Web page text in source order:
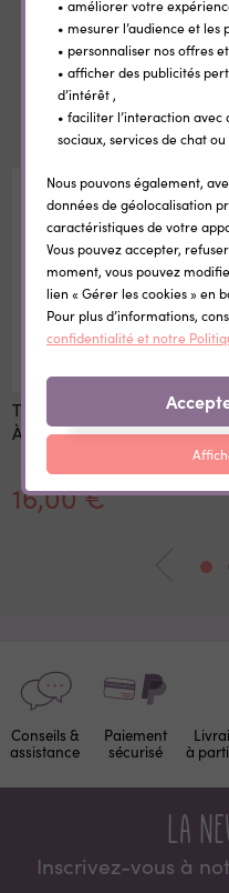
Dans la
TA PREMIERE ANNÉE DE A
À Z Cahier de naissance
16,00 €
Conseils &
assistance
Paiement
sécurisé
à
La
Inscrivez-vous à
• améliorer votre
• mesurer l’audience et
• personnaliser nos offres
• afficher des publicités
d’intérêt ,
• faciliter l’interaction avec
sociaux, services de chat
Nous pouvons également,
données de géolocalisation
caractéristiques de votre
Vous pouvez accepter,
moment, vous pouvez
lien « Gérer les cookies » en
Pour plus d’informations,
confidentialité et notre